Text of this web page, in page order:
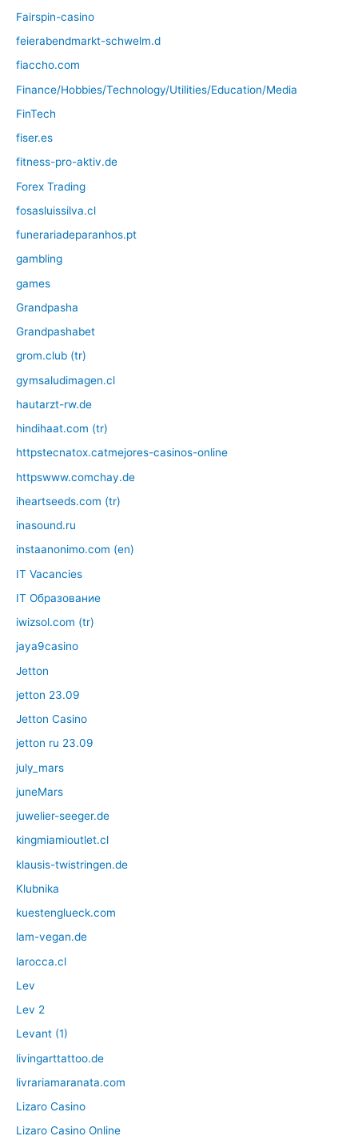
Fairspin-casino
feierabendmarkt-schwelm.d
fiaccho.com
Finance/Hobbies/Technology/Utilities/Education/Media
FinTech
fiser.es
fitness-pro-aktiv.de
Forex Trading
fosasluissilva.cl
funerariadeparanhos.pt
gambling
games
Grandpasha
Grandpashabet
grom.club (tr)
gymsaludimagen.cl
hautarzt-rw.de
hindihaat.com (tr)
httpstecnatox.catmejores-casinos-online
httpswww.comchay.de
iheartseeds.com (tr)
inasound.ru
instaanonimo.com (en)
IT Vacancies
IT Образование
iwizsol.com (tr)
jaya9casino
Jetton
jetton 23.09
Jetton Casino
jetton ru 23.09
july_mars
juneMars
juwelier-seeger.de
kingmiamioutlet.cl
klausis-twistringen.de
Klubnika
kuestenglueck.com
lam-vegan.de
larocca.cl
Lev
Lev 2
Levant (1)
livingarttattoo.de
livrariamaranata.com
Lizaro Casino
Lizaro Casino Online